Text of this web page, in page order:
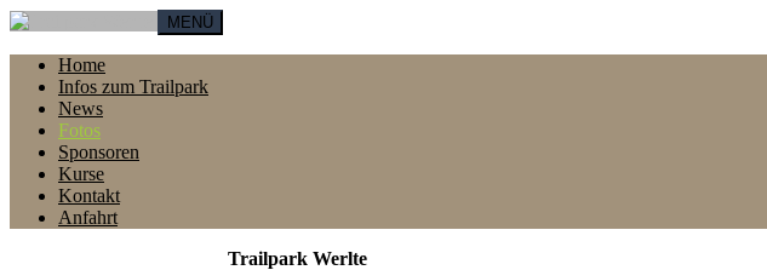
MENÜ
Home
Infos zum Trailpark
News
Fotos
Sponsoren
Kurse
Kontakt
Anfahrt
Trailpark Werlte